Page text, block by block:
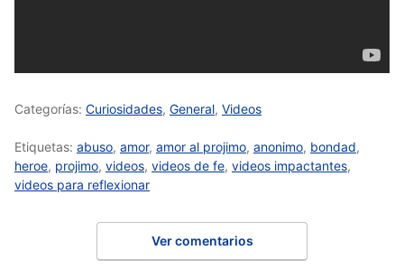
Categorías: Curiosidades, General, Videos
Etiquetas: abuso, amor, amor al projimo, anonimo, bondad,
heroe, projimo, videos, videos de fe, videos impactantes,
videos para reflexionar
Ver comentarios